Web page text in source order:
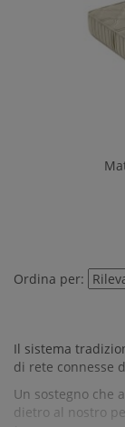
Ordina per:
Il sistema
di rete connesse
Un sostegno che
dietro al nostro